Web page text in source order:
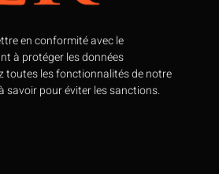
en conformité avec le
à protéger les données
toutes les fonctionnalités de notre
savoir pour éviter les sanctions.